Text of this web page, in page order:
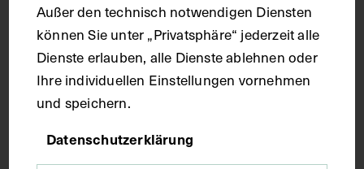
Außer den technisch notwendigen Diensten
können Sie unter „Privatsphäre“ jederzeit alle
Dienste erlauben, alle Dienste ablehnen oder
Ihre individuellen Einstellungen vornehmen
und speichern.
Datenschutzerklärung